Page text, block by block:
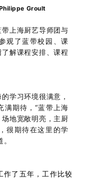
Philippe Groult
上海厨艺导师团与
观了蓝带校园、课
解课程安排、课程
学习环境很满意，
满期待，“蓝带上海
地宽敞明亮，主厨
很期待在这里的学
作了五年，工作比较